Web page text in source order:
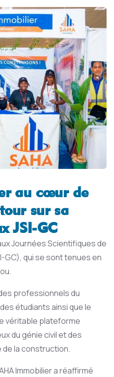
au cœur de
sur sa
JSI-GC
Journées Scientifiques de
GC), qui se sont tenues en
professionnels du
étudiants ainsi que le
véritable plateforme
du génie civil et des
de la construction.
Immobilier a réaffirmé